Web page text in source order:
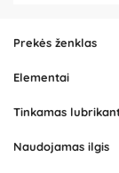
Prekės ženklas
Elementai
Tinkamas
Naudojamas ilgis